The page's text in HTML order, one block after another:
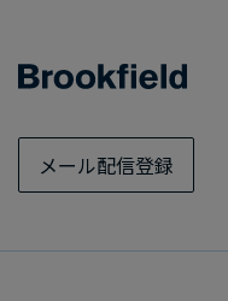
メール配信登録